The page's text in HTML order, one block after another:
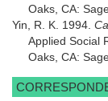
Oaks, CA:
Yin, R. K. 1994.
Applied Social
Oaks, CA: